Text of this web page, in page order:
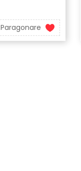
Paragonare